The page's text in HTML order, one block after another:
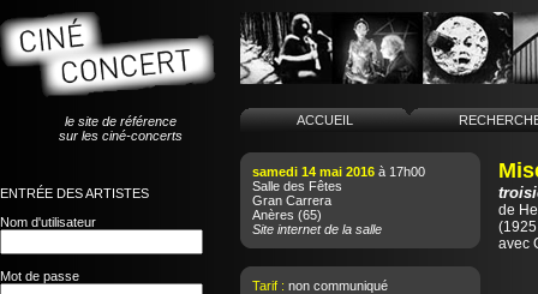
le site de référence
sur les ciné-concerts
ENTRÉE DES ARTISTES
Nom d'utilisateur
Mot de passe
ACCUEIL
samedi 14 mai 2016 à 17h00
Salle des Fêtes
Gran Carrera
Anères (65)
Site internet de la salle
Tarif : non communiqué
de
avec